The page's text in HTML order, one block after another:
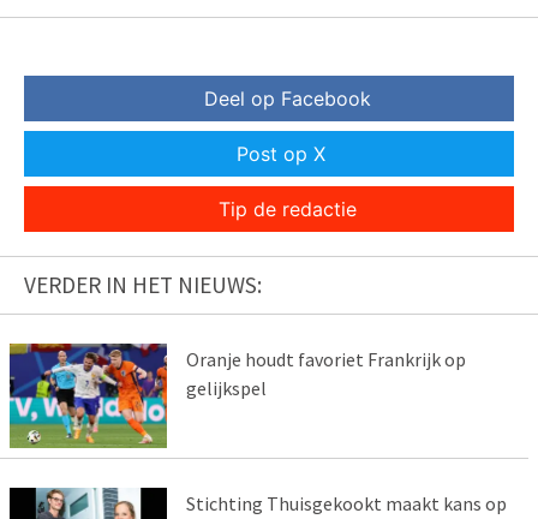
Deel op Facebook
Post op X
Tip de redactie
VERDER IN HET NIEUWS:
Oranje houdt favoriet Frankrijk op
gelijkspel
Stichting Thuisgekookt maakt kans op